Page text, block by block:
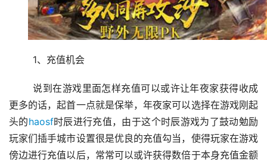
	1、充值机会
	说到在游戏里面怎样充值可以或许让年夜家获得收成
更多的话，起首一点就是保举，年夜家可以选择在游戏刚起
头的haosf时辰进行充值，由于这个时辰游戏为了鼓动勉励
玩家们插手城市设置很是优良的充值勾当，使得玩家在游戏
傍边进行充值以后，常常可以或许获得数倍于本身充值金额